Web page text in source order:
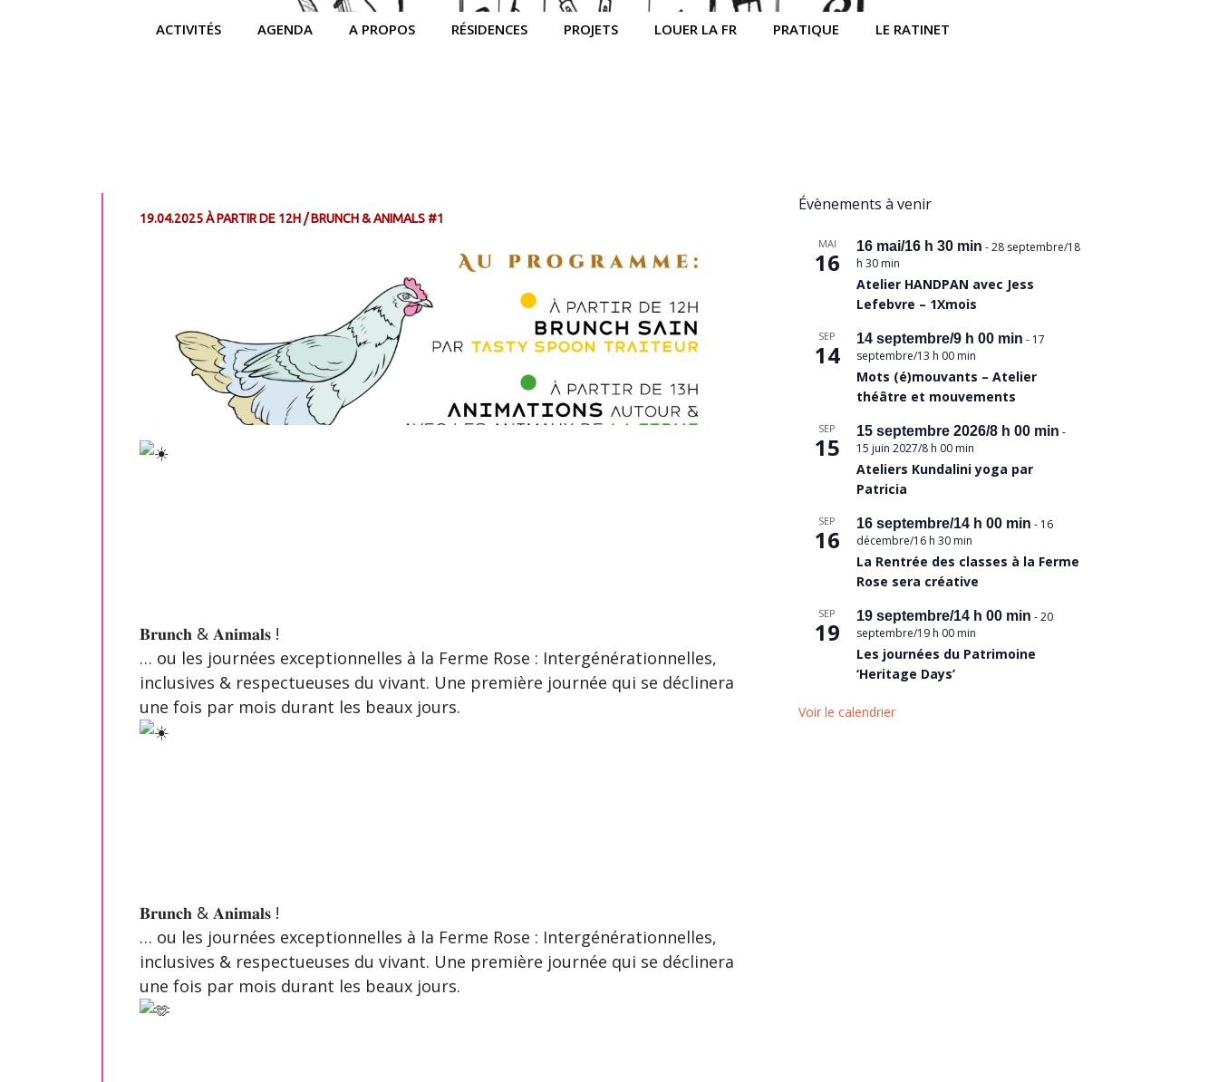
ACTIVITÉS AGENDA A PROPOS RÉSIDENCES PROJETS LOUER LA FR PRATIQUE LE RATINET
19.04.2025 À PARTIR DE 12H / BRUNCH & ANIMALS #1
𝐁𝐫𝐮𝐧𝐜𝐡 & 𝐀𝐧𝐢𝐦𝐚𝐥𝐬 !
… ou les journées exceptionnelles à la Ferme Rose : Intergénérationnelles,
inclusives & respectueuses du vivant. Une première journée qui se déclinera
une fois par mois durant les beaux jours.
𝐁𝐫𝐮𝐧𝐜𝐡 & 𝐀𝐧𝐢𝐦𝐚𝐥𝐬 !
… ou les journées exceptionnelles à la Ferme Rose : Intergénérationnelles,
inclusives & respectueuses du vivant. Une première journée qui se déclinera
une fois par mois durant les beaux jours.
Évènements à venir
MAI
16
16 mai/16 h 30 min -28 septembre/18
h 30 min
Atelier HANDPAN avec Jess
Lefebvre – 1Xmois
SEP
14
14 septembre/9 h 00 min - 17
septembre/13 h 00 min
Mots (é)mouvants – Atelier
théâtre et mouvements
SEP
15
15 septembre 2026/8 h 00 min -
15 juin 2027/8 h 00 min
Ateliers Kundalini yoga par
Patricia
SEP
16
16 septembre/14 h 00 min - 16
décembre/16 h 30 min
La Rentrée des classes à la Ferme
Rose sera créative
SEP
19
19 septembre/14 h 00 min -20
septembre/19 h 00 min
Les journées du Patrimoine
‘Heritage Days’
Voir le calendrier